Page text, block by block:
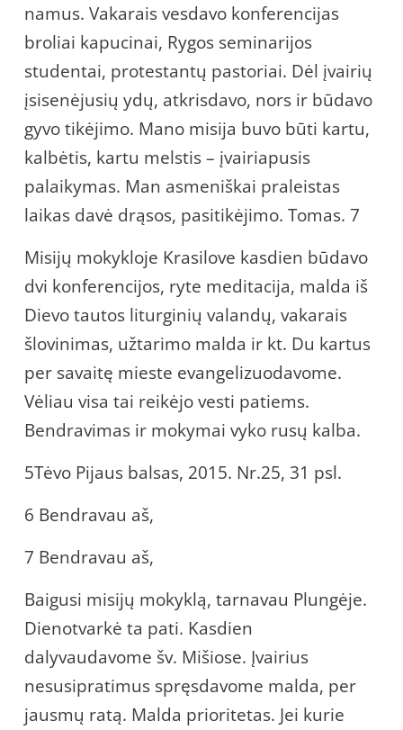
namus. Vakarais vesdavo konferencijas
broliai kapucinai, Rygos seminarijos
studentai, protestantų pastoriai. Dėl įvairių
įsisenėjusių ydų, atkrisdavo, nors ir būdavo
gyvo tikėjimo. Mano misija buvo būti kartu,
kalbėtis, kartu melstis – įvairiapusis
palaikymas. Man asmeniškai praleistas
laikas davė drąsos, pasitikėjimo. Tomas. 7
Misijų mokykloje Krasilove kasdien būdavo
dvi konferencijos, ryte meditacija, malda iš
Dievo tautos liturginių valandų, vakarais
šlovinimas, užtarimo malda ir kt. Du kartus
per savaitę mieste evangelizuodavome.
Vėliau visa tai reikėjo vesti patiems.
Bendravimas ir mokymai vyko rusų kalba.
5Tėvo Pijaus balsas, 2015. Nr.25, 31 psl.
6 Bendravau aš,
7 Bendravau aš,
Baigusi misijų mokyklą, tarnavau Plungėje.
Dienotvarkė ta pati. Kasdien
dalyvaudavome šv. Mišiose. Įvairius
nesusipratimus spręsdavome malda, per
jausmų ratą. Malda prioritetas. Jei kurie